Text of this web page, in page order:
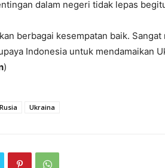
dalam negeri tidak lepas
berbagai kesempatan baik.
Indonesia untuk mendamaikan
)
Rusia Ukraina